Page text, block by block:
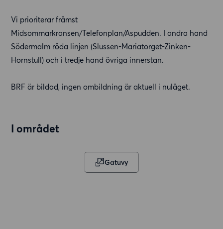
Vi prioriterar främst
Midsommarkransen/Telefonplan/Aspudden. I andra hand
Södermalm röda linjen (Slussen-Mariatorget-Zinken-
Hornstull) och i tredje hand övriga innerstan.
BRF är bildad, ingen ombildning är aktuell i nuläget.
I området
Gatuvy